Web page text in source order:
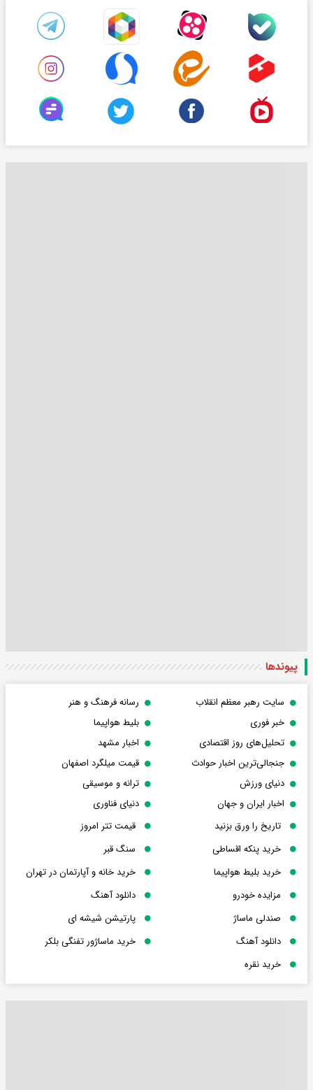
پیوندها
سایت رهبر معظم انقلاب
رسانه فرهنگ و هنر
خبر فوری
بلیط هواپیما
تحلیل‌های روز اقتصادی
اخبار مشهد
جنجالی‌ترین اخبار حوادث
قیمت میلگرد اصفهان
دنیای ورزش
ترانه و موسیقی
اخبار ایران و جهان
دنیای فناوری
تاریخ را ورق بزنید
قیمت تتر امروز
خرید پنکه اقساطی
سنگ قبر
خرید بلیط هواپیما
خرید خانه و آپارتمان در تهران
مزایده خودرو
دانلود آهنگ
صندلی ماساژ
پارتیشن شیشه ای
دانلود آهنگ
خرید ماساژور تفنگی بلکر
خرید نقره